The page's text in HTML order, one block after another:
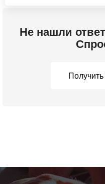
Не нашли